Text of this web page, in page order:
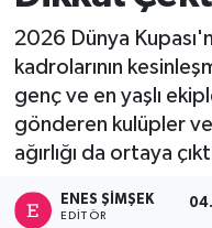
2026 Dünya
kadrolarının
genç ve en yaşlı
gönderen kulüpler
ağırlığı da ortaya
ENES ŞIMŞEK
EDITÖR